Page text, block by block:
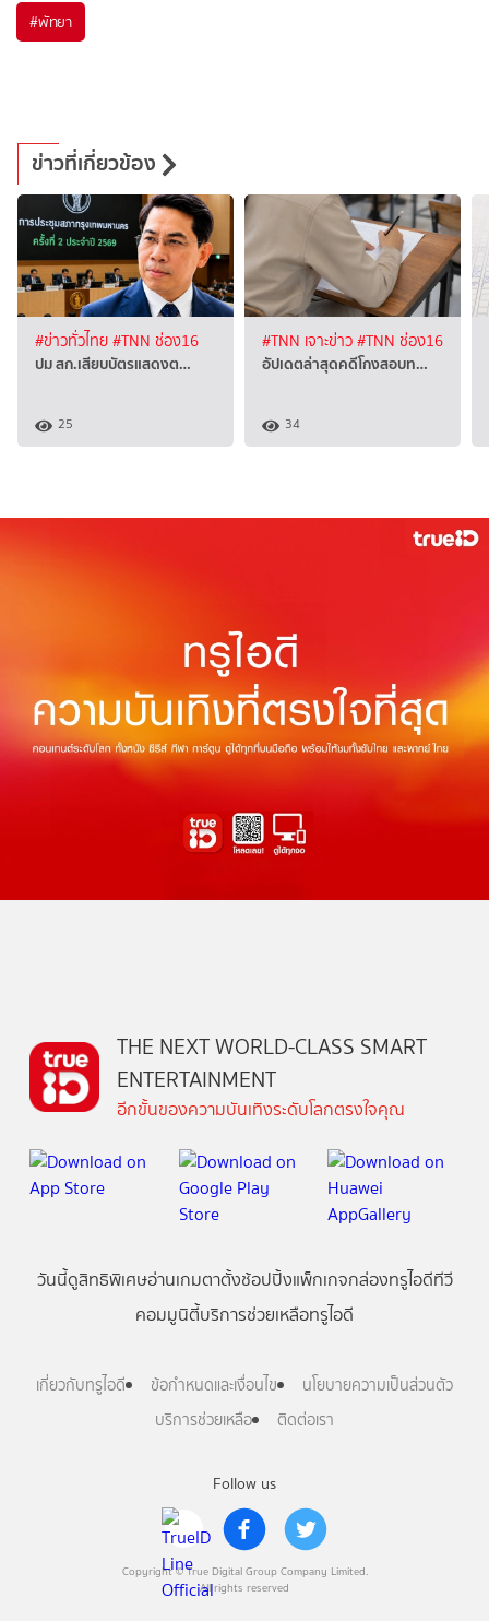
#พัทยา
ข่าวที่เกี่ยวข้อง
#ข่าวทั่วไทย#TNN ช่อง16
ปม สก.เสียบบัตรแสดงต…
25
#TNN เจาะข่าว#TNN ช่อง16
อัปเดตล่าสุดคดีโกงสอบท…
34
Follow us
Copyright © True Digital Group Company Limited.
All rights reserved
THE NEXT WORLD-CLASS SMART
ENTERTAINMENT
อีกขั้นของความบันเทิงระดับโลกตรงใจคุณ
วันนี้ดูสิทธิพิเศษอ่านเกมตาตั้งช้อปปิ้งแพ็กเกจกล่องทรูไอดีทีวี
คอมมูนิตี้บริการช่วยเหลือทรูไอดี
เกี่ยวกับทรูไอดี ข้อกำหนดและเงื่อนไข
นโยบายความเป็นส่วนตัว
บริการช่วยเหลือ
ติดต่อเรา